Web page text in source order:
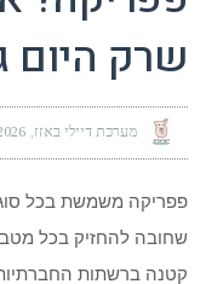
שרק היום
מערכת דיילי באזז
פפריקה משמשת בכל
שחובה להחזיק בכל
קטנה ברשתות